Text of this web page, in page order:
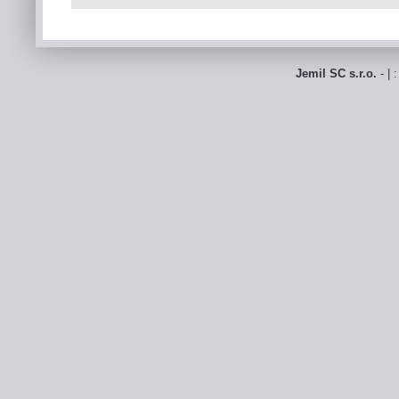
Jemil SC s.r.o. - |